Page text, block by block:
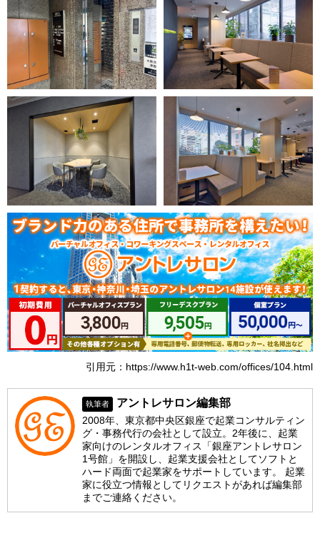
引用元：https://www.h1t-web.com/offices/104.html
執筆者 アントレサロン編集部
2008年、東京都中央区銀座で起業コンサルティン
グ・事務代行の会社として設立。2年後に、起業
家向けのレンタルオフィス「銀座アントレサロン
1号館」を開設し、起業支援会社としてソフトと
ハード両面で起業家をサポートしています。 起業
家に役立つ情報としてリクエストがあれば編集部
までご連絡ください。